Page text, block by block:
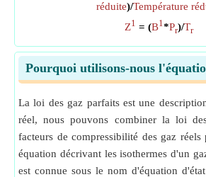
réduite)/Température
Z1 = (B1*Pr)/Tr
Pourquoi utilisons-nous
La loi des gaz parfaits est une
réel, nous pouvons combiner la loi
facteurs de compressibilité des gaz réels
équation décrivant les isothermes d'un
est connue sous le nom d'équation